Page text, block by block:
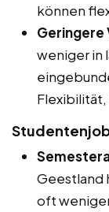
können
weniger in
Geestland
oft